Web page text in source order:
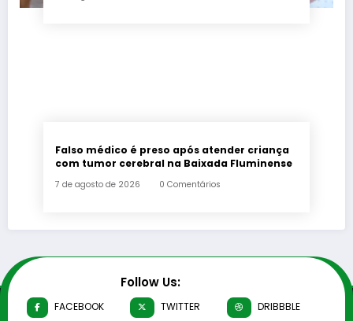
Falso médico é preso após atender criança
com tumor cerebral na Baixada Fluminense
7 de agosto de 2026 0 Comentários
Follow Us:
FACEBOOK TWITTER
DRIBBBLE